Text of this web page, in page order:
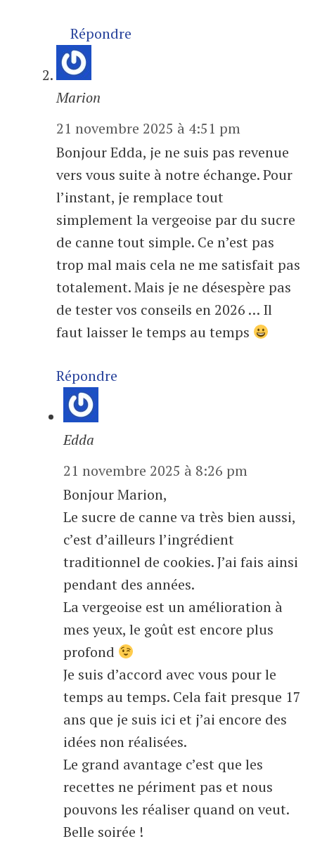
Répondre
Marion
21 novembre 2025 à 4:51 pm
Bonjour Edda, je ne suis pas revenue
vers vous suite à notre échange. Pour
l’instant, je remplace tout
simplement la vergeoise par du sucre
de canne tout simple. Ce n’est pas
trop mal mais cela ne me satisfait pas
totalement. Mais je ne désespère pas
de tester vos conseils en 2026 … Il
faut laisser le temps au temps
Répondre
Edda
21 novembre 2025 à 8:26 pm
Bonjour Marion,
Le sucre de canne va très bien aussi,
c’est d’ailleurs l’ingrédient
traditionnel de cookies. J’ai fais ainsi
pendant des années.
La vergeoise est un amélioration à
mes yeux, le goût est encore plus
profond
Je suis d’accord avec vous pour le
temps au temps. Cela fait presque 17
ans que je suis ici et j’ai encore des
idées non réalisées.
Le grand avantage c’est que les
recettes ne périment pas et nous
pouvons les réaliser quand on veut.
Belle soirée !